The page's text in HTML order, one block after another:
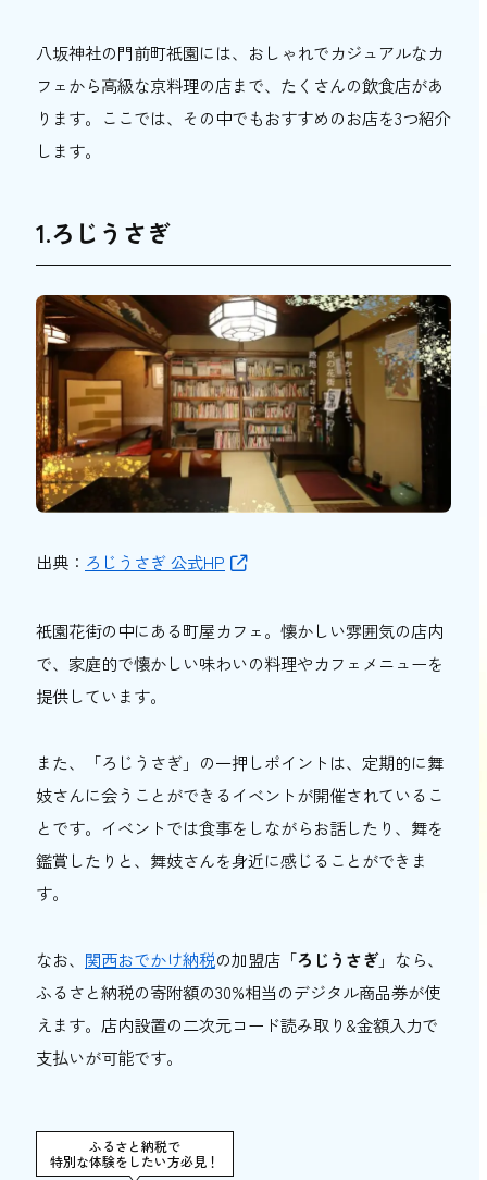
八坂神社の門前町祇園には、おしゃれでカジュアルなカ
フェから高級な京料理の店まで、たくさんの飲食店があ
ります。ここでは、その中でもおすすめのお店を3つ紹介
します。
1.ろじうさぎ
出典： ろじうさぎ 公式HP
祇園花街の中にある町屋カフェ。懐かしい雰囲気の店内
で、家庭的で懐かしい味わいの料理やカフェメニューを
提供しています。
また、「ろじうさぎ」の一押しポイントは、定期的に舞
妓さんに会うことができるイベントが開催されているこ
とです。イベントでは食事をしながらお話したり、舞を
鑑賞したりと、舞妓さんを身近に感じることができま
す。
なお、 関西おでかけ納税の加盟店「ろじうさぎ」なら、
ふるさと納税の寄附額の30%相当のデジタル商品券が使
えます。店内設置の二次元コード読み取り&金額入力で
支払いが可能です。
ふるさと納税で
特別な体験をしたい方必見！